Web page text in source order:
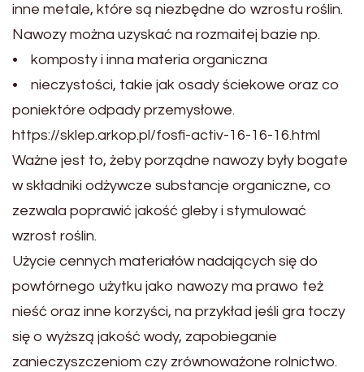
inne metale, które są niezbędne do wzrostu roślin.
Nawozy można uzyskać na rozmaitej bazie np.
• komposty i inna materia organiczna
• nieczystości, takie jak osady ściekowe oraz co
poniektóre odpady przemysłowe.
https://sklep.arkop.pl/fosfi-activ-16-16-16.html
Ważne jest to, żeby porządne nawozy były bogate
w składniki odżywcze substancje organiczne, co
zezwala poprawić jakość gleby i stymulować
wzrost roślin.
Użycie cennych materiałów nadających się do
powtórnego użytku jako nawozy ma prawo też
nieść oraz inne korzyści, na przykład jeśli gra toczy
się o wyższą jakość wody, zapobieganie
zanieczyszczeniom czy zrównoważone rolnictwo.